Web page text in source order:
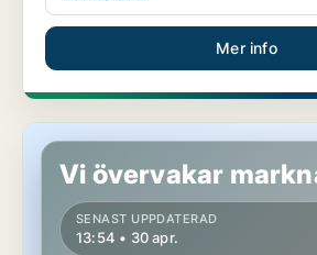
Mer info
Butikslokal i Lysekil
Vi övervakar
SENAST UPPDATERAD
13:54 • 30 apr.